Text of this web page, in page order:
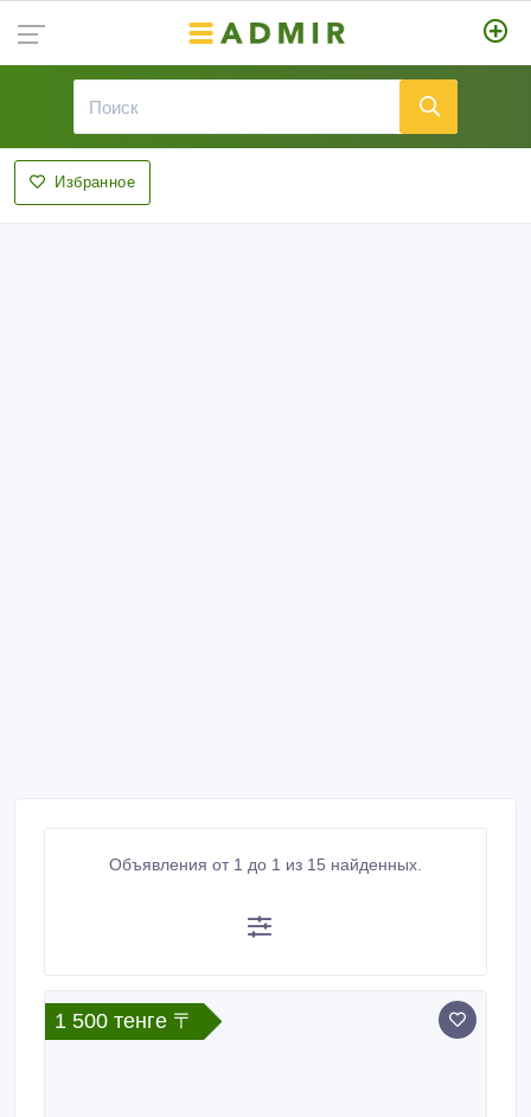
Избранное
Объявления от 1 до 1 из 15 найденных.
1 500 тенге 〒